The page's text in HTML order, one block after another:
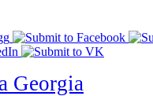
Georgia